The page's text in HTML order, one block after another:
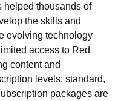
helped thousands of
the skills and
evolving technology
access to Red
content and
levels: standard,
packages are